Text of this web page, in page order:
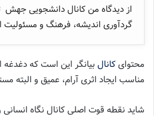
از دیدگاه من کانال دانشجویی جهش
گردآوری اندیشه، فرهنگ و
محتوایکانال بیانگر این است که
مناسب ایجاد اثری آرام، عمیق و
شاید نقطه‌ قوت اصلی کانال نگاه